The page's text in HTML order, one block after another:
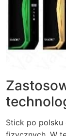
Stick po